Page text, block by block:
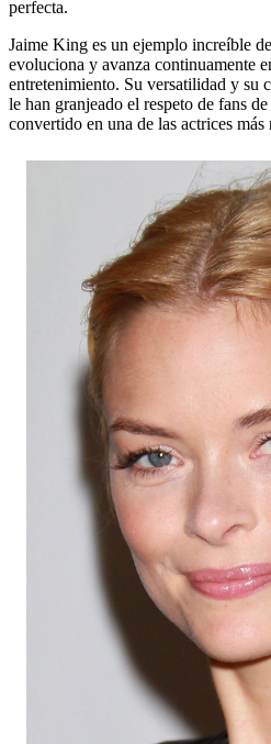
perfecta.
Jaime King es un ejemplo increíble
evoluciona y avanza continuamente
entretenimiento. Su versatilidad y su
le han granjeado el respeto de fans
convertido en una de las actrices más